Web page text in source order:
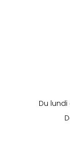
Du